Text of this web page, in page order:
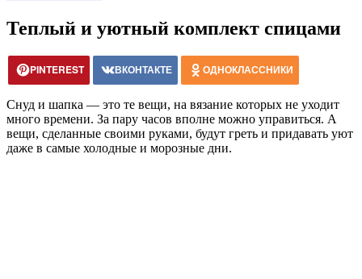
Теплый и уютный комплект спицами
PINTEREST ВКОНТАКТЕ ОДНОКЛАССНИКИ
Снуд и шапка — это те вещи, на вязание которых не уходит
много времени. За пару часов вполне можно управиться. А
вещи, сделанные своими руками, будут греть и придавать уют
даже в самые холодные и морозные дни.